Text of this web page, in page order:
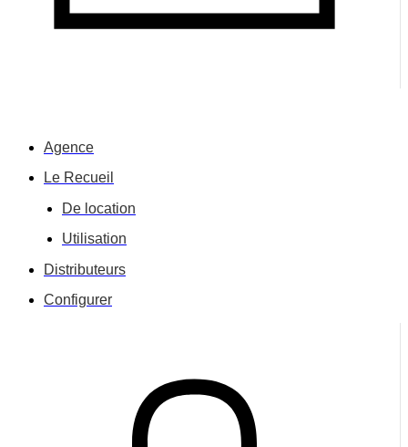
Agence
Le Recueil
De location
Utilisation
Distributeurs
Configurer